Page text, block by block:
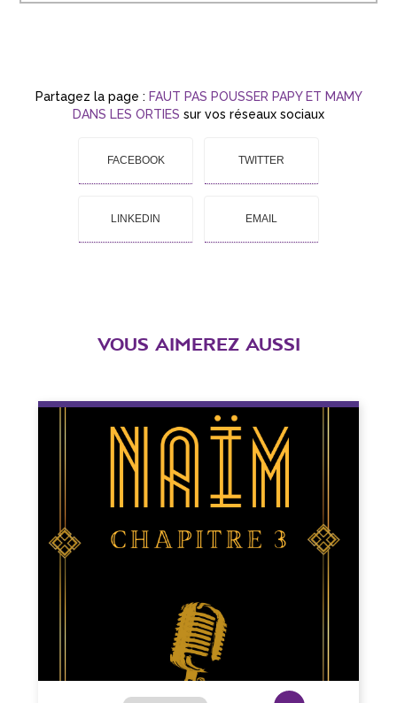
Partagez la page : FAUT PAS POUSSER PAPY ET MAMY
DANS LES ORTIES sur vos réseaux sociaux
FACEBOOK TWITTER
LINKEDIN EMAIL
VOUS AIMEREZ AUSSI